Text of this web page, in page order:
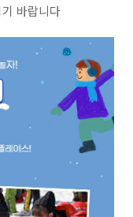
바랍니다